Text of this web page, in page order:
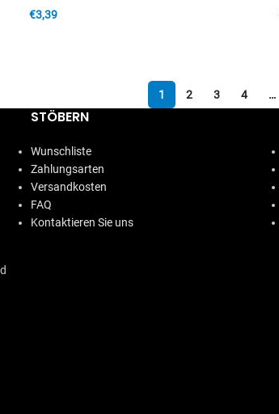
€3,39
1 2 3 4 …
STÖBERN
Wunschliste
Zahlungsarten
Versandkosten
FAQ
Kontaktieren Sie uns